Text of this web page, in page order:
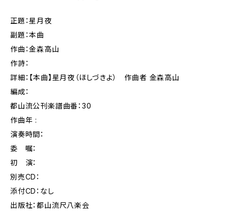
正題：星月夜
副題：本曲
作曲：金森高山
作詩：
詳細：【本曲】星月夜（ほしづきよ） 作曲者 金森高山
編成：
都山流公刊楽譜曲番：30
作曲年 :
演奏時間：
委 嘱：
初 演：
別売CD：
添付CD：なし
出版社：都山流尺八楽会